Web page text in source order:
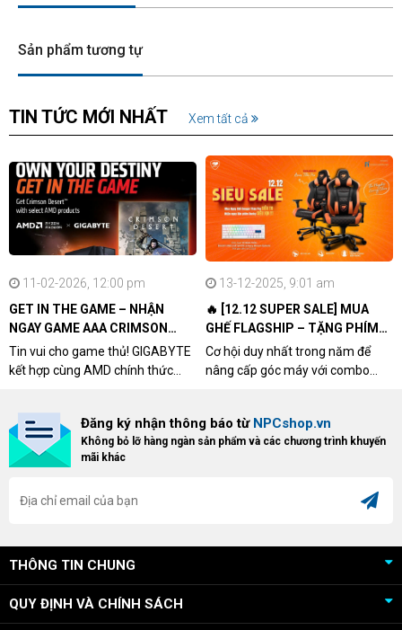
Sản phẩm tương tự
TIN TỨC MỚI NHẤT Xem tất cả
11-02-2026, 12:00 pm
GET IN THE GAME – NHẬN
NGAY GAME AAA CRIMSON
DESERT CÙNG GIGABYTE &
AMD
Tin vui cho game thủ! GIGABYTE
kết hợp cùng AMD chính thức
khách hàng sở hữu VGA Radeon
RX 9070 / RX 9070 XT.
13-12-2025, 9:01 am
🔥 [12.12 SUPER SALE] MUA
GHẾ FLAGSHIP – TẶNG PHÍM
CƠ XỊN
Cơ hội duy nhất trong năm để
nâng cấp góc máy với combo
dòng ghế Gaming cao cấp nhất,
bạn sẽ nhận ngay quà tặng trị giá
Đăng ký nhận thông báo từ NPCshop.vn
Không bỏ lỡ hàng ngàn sản phẩm và các chương trình khuyến
mãi khác
THÔNG TIN CHUNG
QUY ĐỊNH VÀ CHÍNH SÁCH